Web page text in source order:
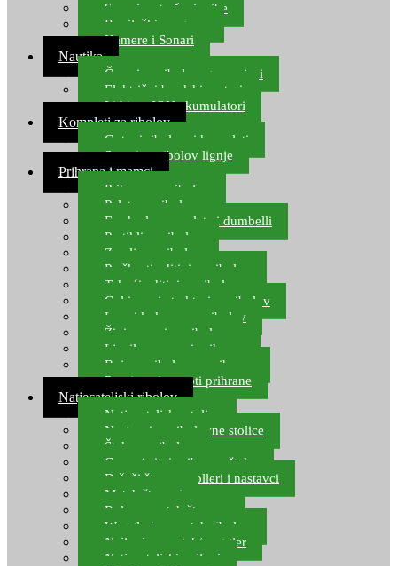
Sonari za traženje ribe
Ronilački program
Kamere i Sonari
Nautika
Čamci za ribolov, gumenjaci
Električni brodski motori
Lithium ION akumulatori
Kompleti za ribolov
Gotovi ribolovni kompleti
Setovi za ribolov lignje
Prihrana i mamci
Prihrana za ribolov
Pelete za ribolov
Feeder lovne pelete i dumbelli
Partikli za ribolov
Zemlja za ribolov
Praškasti aditivi za ribolov
Tekući aditivi za ribolov
Gel i sprej atraktori za ribolov
Lovni kukuruz za ribolov
Živi mamci za ribolov
Ljepilo za crve i prihranu
Boje za ribolovnu prihranu
Provjereni recepti prihrane
Natjecateljski ribolov
Natjecateljske stolice
Nastavci za ribolovne stolice
Šteke za ribolov
Gume i sitni pribor za šteku
Držači štapova rolleri i nastavci
Match štapovi
Role za match štapove
Waggleri za match ribolov
Najloni za match/waggler
Natjecateljski najloni